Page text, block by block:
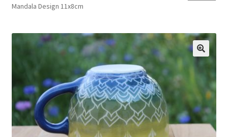
Mein Konto
Warenkorb
Mandala Design 11x8cm